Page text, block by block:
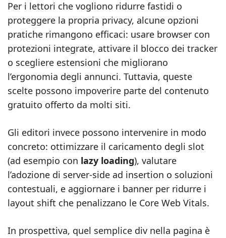
Per i lettori che vogliono ridurre fastidi o
proteggere la propria privacy, alcune opzioni
pratiche rimangono efficaci: usare browser con
protezioni integrate, attivare il blocco dei tracker
o scegliere estensioni che migliorano
l’ergonomia degli annunci. Tuttavia, queste
scelte possono impoverire parte del contenuto
gratuito offerto da molti siti.
Gli editori invece possono intervenire in modo
concreto: ottimizzare il caricamento degli slot
(ad esempio con lazy loading), valutare
l’adozione di server-side ad insertion o soluzioni
contestuali, e aggiornare i banner per ridurre i
layout shift che penalizzano le Core Web Vitals.
In prospettiva, quel semplice div nella pagina è